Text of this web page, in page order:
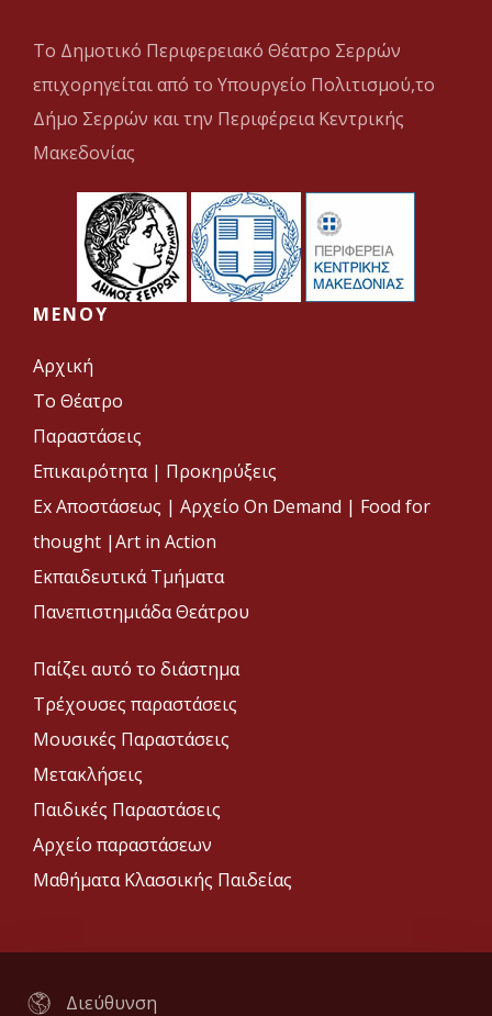
Το Δημοτικό Περιφερειακό Θέατρο Σερρών
επιχορηγείται από το Υπουργείο Πολιτισμού,το
Δήμο Σερρών και την Περιφέρεια Κεντρικής
Μακεδονίας
MENOY
Αρχική
Το Θέατρο
Παραστάσεις
Επικαιρότητα | Προκηρύξεις
Ex Αποστάσεως | Αρχείο On Demand | Food for
thought |Art in Action
Εκπαιδευτικά Τμήματα
Πανεπιστημιάδα Θεάτρου
Παίζει αυτό το διάστημα
Τρέχουσες παραστάσεις
Μουσικές Παραστάσεις
Μετακλήσεις
Παιδικές Παραστάσεις
Αρχείο παραστάσεων
Μαθήματα Κλασσικής Παιδείας
Διεύθυνση